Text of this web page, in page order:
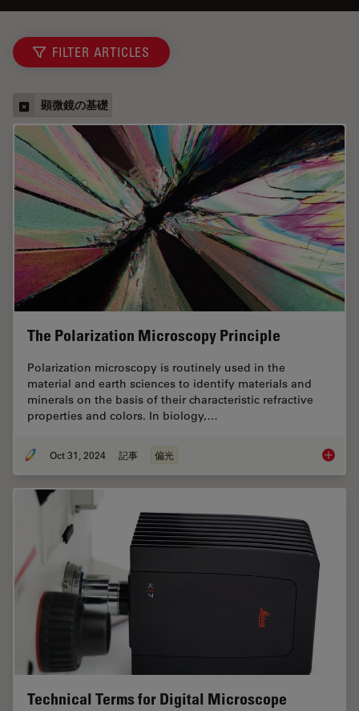
FILTER ARTICLES
顕微鏡の基礎
The Polarization Microscopy Principle
Polarization microscopy is routinely used in the
material and earth sciences to identify materials and
minerals on the basis of their characteristic refractive
properties and colors. In biology,…
Oct 31, 2024 記事 偏光 The
Technical Terms for Digital Microscope